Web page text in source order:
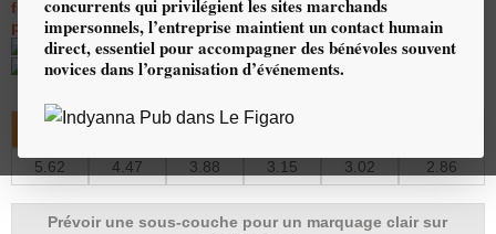
concurrents qui privilégient les sites marchands
impersonnels, l’entreprise maintient un contact humain
direct, essentiel pour accompagner des bénévoles souvent
novices dans l’organisation d’événements.
fonction des variations des cours de change (dollars US), du
pétrole, et des coûts du transport.
Délais : 4 semaines
Quantité minimale de100 pièce(s)
100 et + 200 et + 300 et + 500 et +
5.62 4.47 3.88 3.15 3.02 2.86
Prévoir une sous-couche pour un marquage clair sur